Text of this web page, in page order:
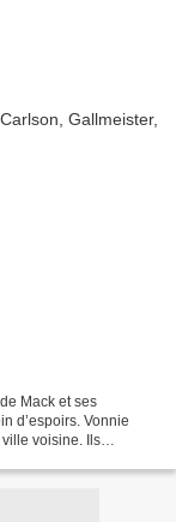
Mack et ses
d’espoirs. Vonnie
voisine. Ils